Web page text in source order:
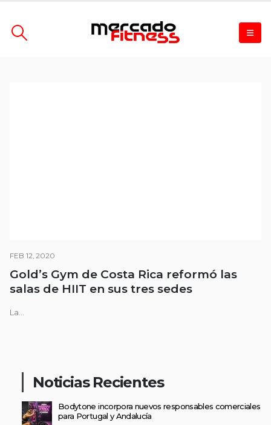
FEB 12, 2020
Gold’s Gym de Costa Rica reformó las
salas de HIIT en sus tres sedes
La...
Noticias Recientes
Bodytone incorpora nuevos responsables comerciales
para Portugal y Andalucía